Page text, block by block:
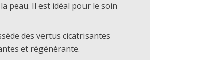
peau. Il est idéal pour le soin
des vertus cicatrisantes
et régénérante.